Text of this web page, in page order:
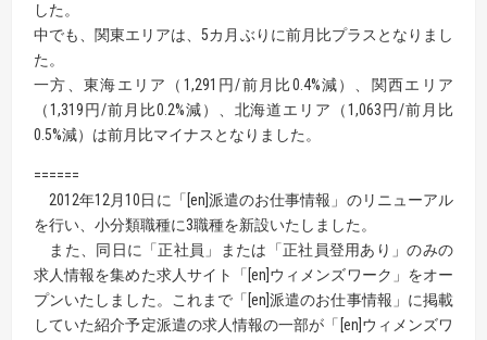
した。
中でも、関東エリアは、5カ月ぶりに前月比プラスとなりまし
た。
一方、東海エリア（1,291円/前月比0.4%減）、関西エリア
（1,319円/前月比0.2%減）、北海道エリア（1,063円/前月比
0.5%減）は前月比マイナスとなりました。
======
2012年12月10日に「[en]派遣のお仕事情報」のリニューアル
を行い、小分類職種に3職種を新設いたしました。
また、同日に「正社員」または「正社員登用あり」のみの
求人情報を集めた求人サイト「[en]ウィメンズワーク」をオー
プンいたしました。これまで「[en]派遣のお仕事情報」に掲載
していた紹介予定派遣の求人情報の一部が「[en]ウィメンズワ